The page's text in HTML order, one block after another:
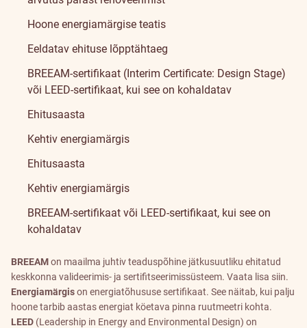
Hoone energiamärgise teatis
Eeldatav ehituse lõpptähtaeg
BREEAM-sertifikaat (Interim Certificate: Design Stage)
või LEED-sertifikaat, kui see on kohaldatav
Ehitusaasta
Kehtiv energiamärgis
Ehitusaasta
Kehtiv energiamärgis
BREEAM-sertifikaat või LEED-sertifikaat, kui see on
kohaldatav
BREEAMon maailma juhtiv teaduspõhine jätkusuutliku ehitatud
keskkonna valideerimis- ja sertifitseerimissüsteem. Vaata lisa siin.
Energiamärgison energiatõhususe sertifikaat. See näitab, kui palju
hoone tarbib aastas energiat köetava pinna ruutmeetri kohta.
LEED (Leadership in Energy and Environmental Design) on